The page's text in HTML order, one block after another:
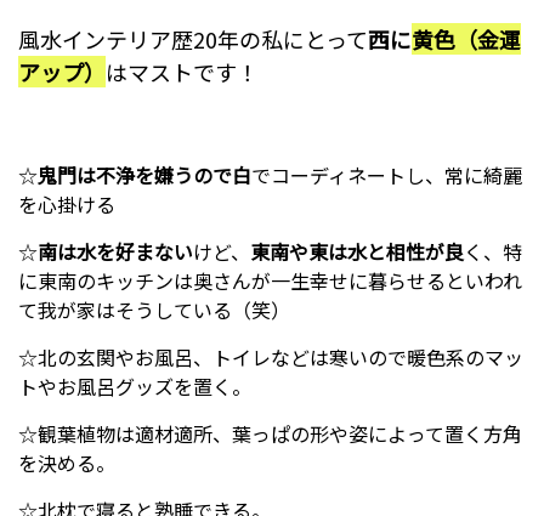
風水インテリア歴20年の私にとって西に黄色（金運
アップ） はマストです！
☆鬼門は不浄を嫌うので白でコーディネートし、常に綺麗
を心掛ける
☆南は水を好まないけど、 東南や東は水と相性が良く、特
に東南のキッチンは奥さんが一生幸せに暮らせるといわれ
て我が家はそうしている（笑）
☆北の玄関やお風呂、トイレなどは寒いので暖色系のマッ
トやお風呂グッズを置く。
☆観葉植物は適材適所、葉っぱの形や姿によって置く方角
を決める。